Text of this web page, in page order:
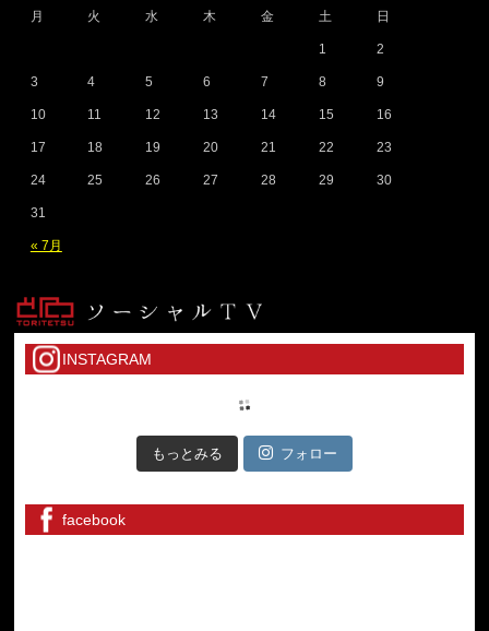
月 火 水 木 金 土 日
« 7月
1 2
3 4 5 6 7 8 9
10 11 12 13 14 15 16
17 18 19 20 21 22 23
24 25 26 27 28 29 30
31
INSTAGRAM
もっとみる フォロー
facebook